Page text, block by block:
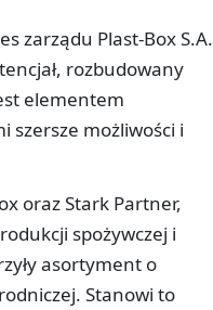
zarządu Plast-Box S.A.
rozbudowany
elementem
możliwości i
oraz Stark Partner,
spożywczej i
asortyment o
Stanowi to